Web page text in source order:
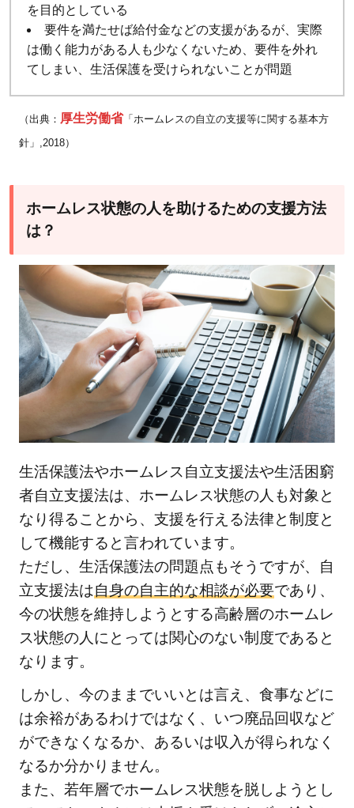
を目的としている
要件を満たせば給付金などの支援があるが、実際
は働く能力がある人も少なくないため、要件を外れ
てしまい、生活保護を受けられないことが問題
（出典： 厚生労働省「ホームレスの自立の支援等に関する基本方
針」,2018）
ホームレス状態の人を助けるための支援方法
は？
生活保護法やホームレス自立支援法や生活困窮
者自立支援法は、ホームレス状態の人も対象と
なり得ることから、支援を行える法律と制度と
して機能すると言われています。
ただし、生活保護法の問題点もそうですが、自
立支援法は自身の自主的な相談が必要であり、
今の状態を維持しようとする高齢層のホームレ
ス状態の人にとっては関心のない制度であると
なります。
しかし、今のままでいいとは言え、食事などに
は余裕があるわけではなく、いつ廃品回収など
ができなくなるか、あるいは収入が得られなく
なるか分かりません。
また、若年層でホームレス状態を脱しようとし